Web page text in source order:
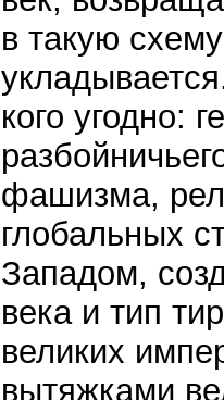
в такую
кого угодно:
фашизма,
глобальных
Западом,
века и тип
великих
вытяжками